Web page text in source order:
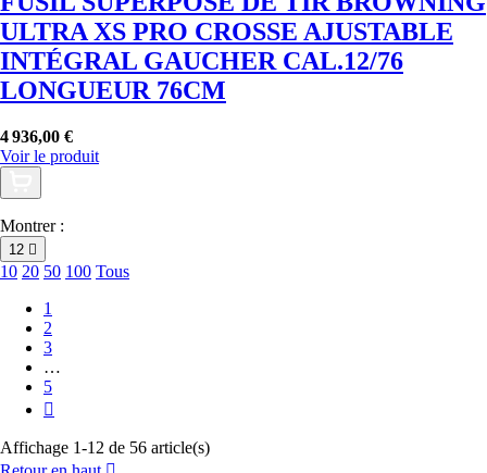
ULTRA XS PRO CROSSE AJUSTABLE
INTÉGRAL GAUCHER CAL.12/76
LONGUEUR 76CM
4 936,00 €
Voir le produit
Montrer :
12 
10 20 50 100 Tous
1
2
3
…
5

Affichage 1-12 de 56 article(s)